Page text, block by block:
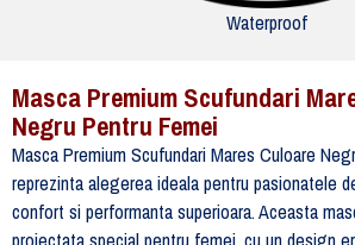
Waterproof
Masca Premium Scufundari
Negru Pentru Femei
Masca Premium Scufundari Mares Culoare
reprezinta alegerea ideala pentru pasionatele
confort si performanta superioara. Aceasta